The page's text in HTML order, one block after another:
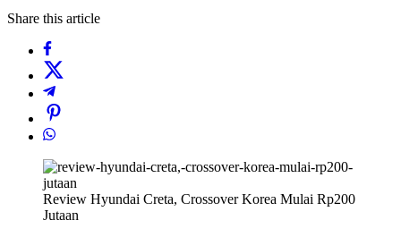
Share this article
Review Hyundai Creta, Crossover Korea Mulai Rp200
Jutaan